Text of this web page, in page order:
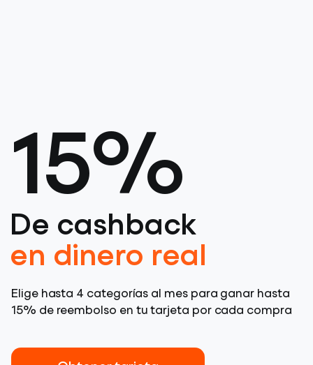
15%
De cashback
en dinero real
Elige hasta 4 categorías al mes para ganar hasta
15% de reembolso en tu tarjeta por cada compra